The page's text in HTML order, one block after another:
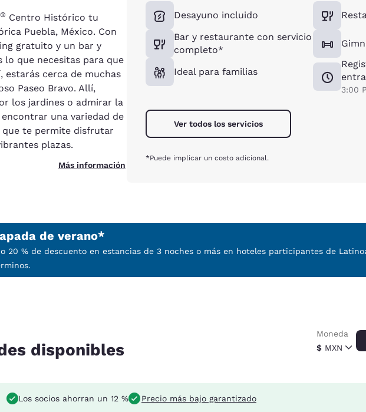
® Centro Histórico tu
Puebla, México. Con
gratuito y un bar y
que necesitas para que
estarás cerca de muchas
Paseo Bravo. Allí,
los jardines o admirar la
una variedad de
que te permite disfrutar
plazas.
Más información
Desayuno incluido
Bar y restaurante con servicio
completo*
Ideal para familias
3:00
Ver todos los servicios
*Puede implicar un costo adicional.
de verano*
20 % de descuento en estancias de 3 noches o más en hoteles participantes de
disponibles $ MXN
Moneda
Los socios ahorran un 12 % Precio más bajo garantizado